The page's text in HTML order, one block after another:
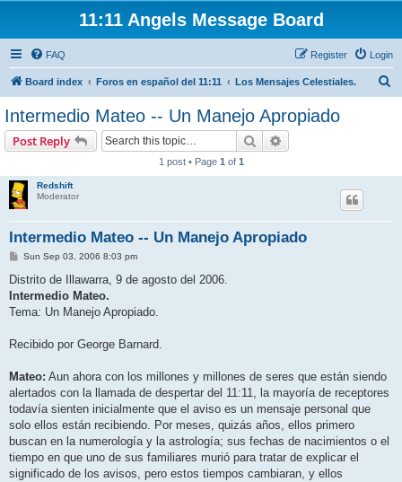
11:11 Angels Message Board
FAQ Login
Register
Board index Foros en español del 11:11 Los Mensajes Celestiales.
Intermedio Mateo -- Un Manejo Apropiado
Post Reply Search
1 post • Page 1 of 1
Redshift
Moderator
Intermedio Mateo -- Un Manejo Apropiado
P
s
Sun Sep 03, 2006 8:03 pm
Distrito de Illawarra, 9 de agosto del 2006.
Intermedio Mateo.
Tema: Un Manejo Apropiado.
Recibido por George Barnard.
Mateo: Aun ahora con los millones y millones de seres que están siendo
alertados con la llamada de despertar del 11:11, la mayoría de receptores
todavía sienten inicialmente que el aviso es un mensaje personal que
solo ellos están recibiendo. Por meses, quizás años, ellos primero
buscan en la numerología y la astrología; sus fechas de nacimientos o el
tiempo en que uno de sus familiares murió para tratar de explicar el
significado de los avisos, pero estos tiempos cambiaran, y ellos